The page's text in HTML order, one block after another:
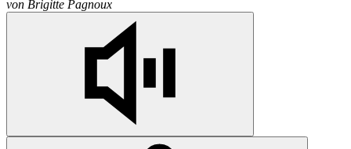
von Brigitte Pagnoux